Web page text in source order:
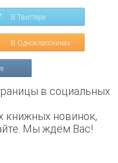
В Твиттере
В Одноклассниках
в социальных
книжных новинок,
Мы ждём Вас!